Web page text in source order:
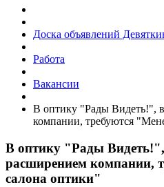
Доска объявлений
Работа
Вакансии
В оптику "Рады Видеть!",
компании, требуются
В оптику "Рады Видеть!",
расширением компании,
салона оптики"